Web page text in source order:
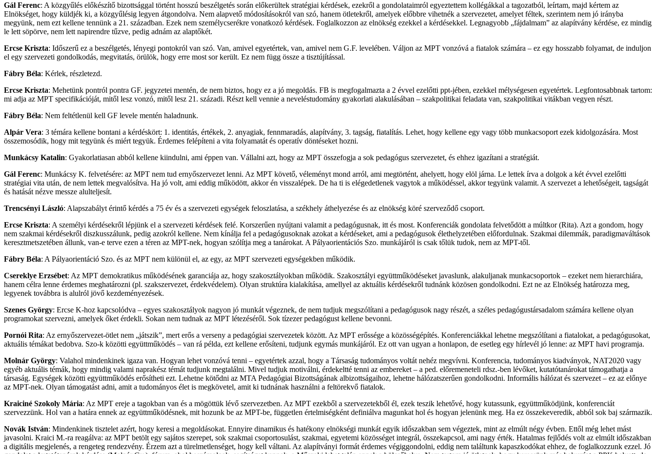
Gál Ferenc: A közgyűlés előkészítő bizottsággal történt hosszú beszélgetés során előkerültek stratégiai kérdések, ezekről a gondolataimról egyeztettem kollégákkal a tagozatból, leírtam, majd kértem az
Elnökséget, hogy küldjék ki, a közgyűlésig legyen átgondolva. Nem alapvető módosításokról van szó, hanem ötletekről, amelyek előbbre vihetnék a szervezetet, amelyet féltek, szerintem nem jó irányba
megyünk, nem ezt kellene tennünk a 21. században. Ezek nem személycserékre vonatkozó kérdések. Foglalkozzon az elnökség ezekkel a kérdésekkel. Legnagyobb „fájdalmam” az alapítvány kérdése, ez mindig
le lett söpörve, nem lett napirendre tűzve, pedig adnám az alaptőkét.
Ercse Kriszta: Időszerű ez a beszélgetés, lényegi pontokról van szó. Van, amivel egyetértek, van, amivel nem G.F. levelében. Váljon az MPT vonzóvá a fiatalok számára – ez egy hosszabb folyamat, de induljon
el egy szervezeti gondolkodás, megvitatás, örülök, hogy erre most sor került. Ez nem függ össze a tisztújítással.
Fábry Béla: Kérlek, részletezd.
Ercse Kriszta: Mehetünk pontról pontra GF. jegyzetei mentén, de nem biztos, hogy ez a jó megoldás. FB is megfogalmazta a 2 évvel ezelőtti ppt-jében, ezekkel mélységesen egyetértek. Legfontosabbnak tartom:
mi adja az MPT specifikációját, mitől lesz vonzó, mitől lesz 21. századi. Részt kell vennie a neveléstudomány gyakorlati alakulásában – szakpolitikai feladata van, szakpolitikai vitákban vegyen részt.
Fábry Béla: Nem feltétlenül kell GF levele mentén haladnunk.
Alpár Vera: 3 témára kellene bontani a kérdéskört: 1. identitás, értékek, 2. anyagiak, fennmaradás, alapítvány, 3. tagság, fiatalítás. Lehet, hogy kellene egy vagy több munkacsoport ezek kidolgozására. Most
összemosódik, hogy mit tegyünk és miért tegyük. Érdemes felépíteni a vita folyamatát és operatív döntéseket hozni.
Munkácsy Katalin: Gyakorlatiasan abból kellene kiindulni, ami éppen van. Vállalni azt, hogy az MPT összefogja a sok pedagógus szervezetet, és ehhez igazítani a stratégiát.
Gál Ferenc: Munkácsy K. felvetésére: az MPT nem tud ernyőszervezet lenni. Az MPT követő, véleményt mond arról, ami megtörtént, ahelyett, hogy elöl járna. Le lettek írva a dolgok a két évvel ezelőtti
stratégiai vita után, de nem lettek megvalósítva. Ha jó volt, ami eddig működött, akkor én visszalépek. De ha ti is elégedetlenek vagytok a működéssel, akkor tegyünk valamit. A szervezet a lehetőségeit, tagságát
és hatását nézve messze alulteljesít.
Trencsényi László: Alapszabályt érintő kérdés a 75 év és a szervezeti egységek feloszlatása, a székhely áthelyezése és az elnökség köré szerveződő csoport.
Ercse Kriszta: A személyi kérdésekről lépjünk el a szervezeti kérdések felé. Korszerűen nyújtani valamit a pedagógusnak, itt és most. Konferenciák gondolata felvetődött a múltkor (Rita). Azt a gondom, hogy
nem szakmai kérdésekről diszkusszálunk, pedig azokról kellene. Nem kínálja fel a pedagógusoknak azokat a kérdéseket, ami a pedagógusok élethelyzetében előfordulnak. Szakmai dilemmák, paradigmaváltások
keresztmetszetében állunk, van-e terve ezen a téren az MPT-nek, hogyan szólítja meg a tanárokat. A Pályaorientációs Szo. munkájáról is csak tőlük tudok, nem az MPT-től.
Fábry Béla: A Pályaorientáció Szo. és az MPT nem különül el, az egy, az MPT szervezeti egységekben működik.
Csereklye Erzsébet: Az MPT demokratikus működésének garanciája az, hogy szakosztályokban működik. Szakosztályi együttműködéseket javaslunk, alakuljanak munkacsoportok – ezeket nem hierarchiára,
hanem célra lenne érdemes meghatározni (pl. szakszervezet, érdekvédelem). Olyan struktúra kialakítása, amellyel az aktuális kérdésekről tudnánk közösen gondolkodni. Ezt ne az Elnökség határozza meg,
legyenek továbbra is alulról jövő kezdeményezések.
Szenes György: Ercse K-hoz kapcsolódva – egyes szakosztályok nagyon jó munkát végeznek, de nem tudjuk megszólítani a pedagógusok nagy részét, a széles pedagógustársadalom számára kellene olyan
programokat szervezni, amelyek őket érdekli. Sokan nem tudnak az MPT létezéséről. Sok tízezer pedagógust kellene bevonni.
Pornói Rita: Az ernyőszervezet-ötlet nem „játszik”, mert erős a verseny a pedagógiai szervezetek között. Az MPT erőssége a közösségépítés. Konferenciákkal lehetne megszólítani a fiatalokat, a pedagógusokat,
aktuális témákat bedobva. Szo-k közötti együttműködés – van rá példa, ezt kellene erősíteni, tudjunk egymás munkájáról. Ez ott van ugyan a honlapon, de esetleg egy hírlevél jó lenne: az MPT havi programja.
Molnár György: Valahol mindenkinek igaza van. Hogyan lehet vonzóvá tenni – egyetértek azzal, hogy a Társaság tudományos voltát nehéz megvívni. Konferencia, tudományos kiadványok, NAT2020 vagy
egyéb aktuális témák, hogy mindig valami naprakész témát tudjunk megtalálni. Mivel tudjuk motiválni, érdekeltté tenni az embereket – a ped. előremeneteli rdsz.-ben lévőket, kutatótanárokat támogathatja a
társaság. Egységek közötti együttműködés erősítheti ezt. Lehetne kötődni az MTA Pedagógiai Bizottságának albizottságaihoz, lehetne hálózatszerűen gondolkodni. Informális hálózat és szervezet – ez az előnye
az MPT-nek. Olyan támogatást adni, amit a tudományos élet is megkövetel, amit ki tudnának használni a feltörekvő fiatalok.
Kraiciné Szokoly Mária: Az MPT ereje a tagokban van és a mögöttük lévő szervezetben. Az MPT ezekből a szervezetekből él, ezek teszik lehetővé, hogy kutassunk, együttműködjünk, konferenciát
szervezzünk. Hol van a határa ennek az együttműködésnek, mit hozunk be az MPT-be, független értelmiségként definiálva magunkat hol és hogyan jelenünk meg. Ha ez összekeveredik, abból sok baj származik.
Novák István: Mindenkinek tisztelet azért, hogy keresi a megoldásokat. Ennyire dinamikus és hatékony elnökségi munkát egyik időszakban sem végeztek, mint az elmúlt négy évben. Ettől még lehet mást
javasolni. Kraici M.-ra reagálva: az MPT betölt egy sajátos szerepet, sok szakmai csoportosulást, szakmai, egyetemi közösséget integrál, összekapcsol, ami nagy érték. Hatalmas fejlődés volt az elmúlt időszakban
a digitális megjelenés, a rengeteg rendezvény. Érzem azt a türelmetlenséget, hogy kell váltani. Az alapítványi formát érdemes végiggondolni, eddig nem találtunk kapaszkodókat ehhez, de foglalkozzunk ezzel. Jó